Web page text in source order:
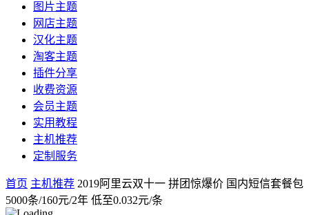
图片主题
网店主题
汉化主题
淘客主题
插件分享
收费资源
会员主题
实用教程
主机推荐
定制服务
首页 主机推荐 2019阿里云双十一 拼团惊爆价 国内短信套餐包
5000条/160元/2年 低至0.032元/条